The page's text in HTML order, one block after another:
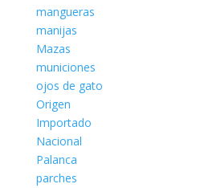
mangueras
manijas
Mazas
municiones
ojos de gato
Origen
Importado
Nacional
Palanca
parches